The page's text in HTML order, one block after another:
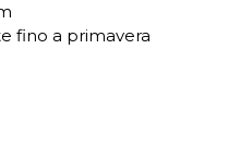
fino a primavera